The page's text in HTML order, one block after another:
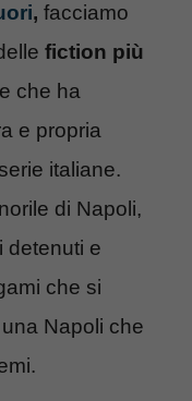
, facciamo
fiction più
che ha
e propria
italiane.
di Napoli,
detenuti e
che si
Napoli che